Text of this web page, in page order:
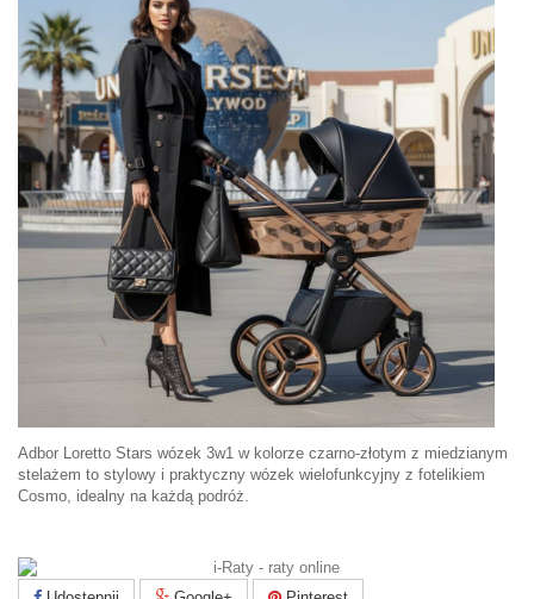
Adbor Loretto Stars wózek 3w1 w kolorze czarno-złotym z miedzianym
stelażem to stylowy i praktyczny wózek wielofunkcyjny z fotelikiem
Cosmo, idealny na każdą podróż.